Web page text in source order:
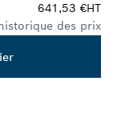
641,53 €HT
des prix